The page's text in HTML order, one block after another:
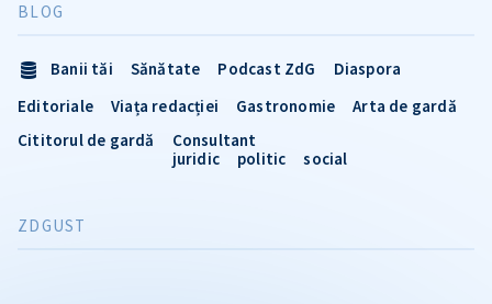
BLOG
Banii tăi Sănătate Podcast ZdG
Diaspora
Editoriale
Viața redacției Gastronomie
Arta de gardă
Cititorul de gardă
Consultant
juridic
politic social
ZDGUST